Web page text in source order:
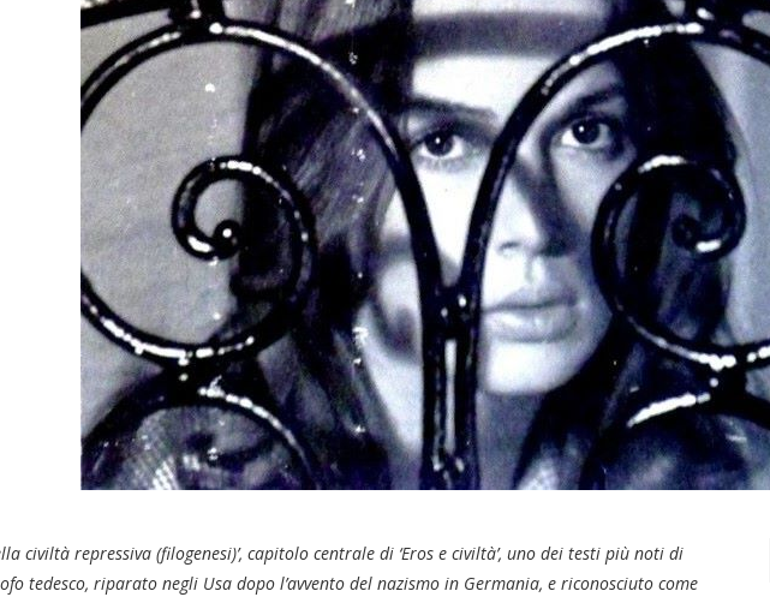
civiltà repressiva (filogenesi)’, capitolo centrale di ‘Eros e civiltà’, uno dei testi più noti di
tedesco, riparato negli Usa dopo l’avvento del nazismo in Germania, e riconosciuto come